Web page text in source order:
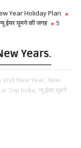
Year Holiday Plan
ईयर घूमने की जगह
5
Years.
Visit New Year, New
Trip India, न्यू ईयर घूमने